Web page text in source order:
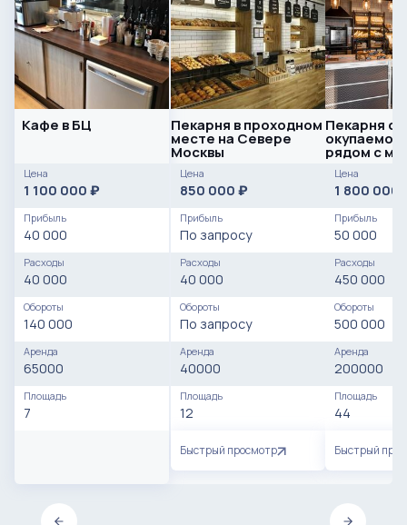
Кафе в БЦ
Цена
1 100 000 ₽
Прибыль
40 000
Расходы
40 000
Обороты
140 000
Аренда
65000
Площадь
7
Пекарня в проходном
месте на Севере
Москвы
Цена
850 000 ₽
Прибыль
По запросу
Расходы
40 000
Обороты
По запросу
Аренда
40000
Площадь
12
Быстрый просмотр
Пекарня с
рядом с
Цена
1 800 000
Прибыль
50 000
Расходы
450 000
Обороты
500 000
Аренда
200000
Площадь
44
Быстрый